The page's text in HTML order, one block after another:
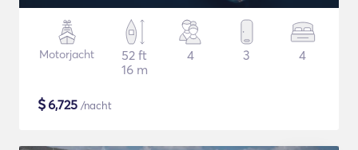
Motorjacht
52 ft
16 m
4 3 4
$6,725 /nacht